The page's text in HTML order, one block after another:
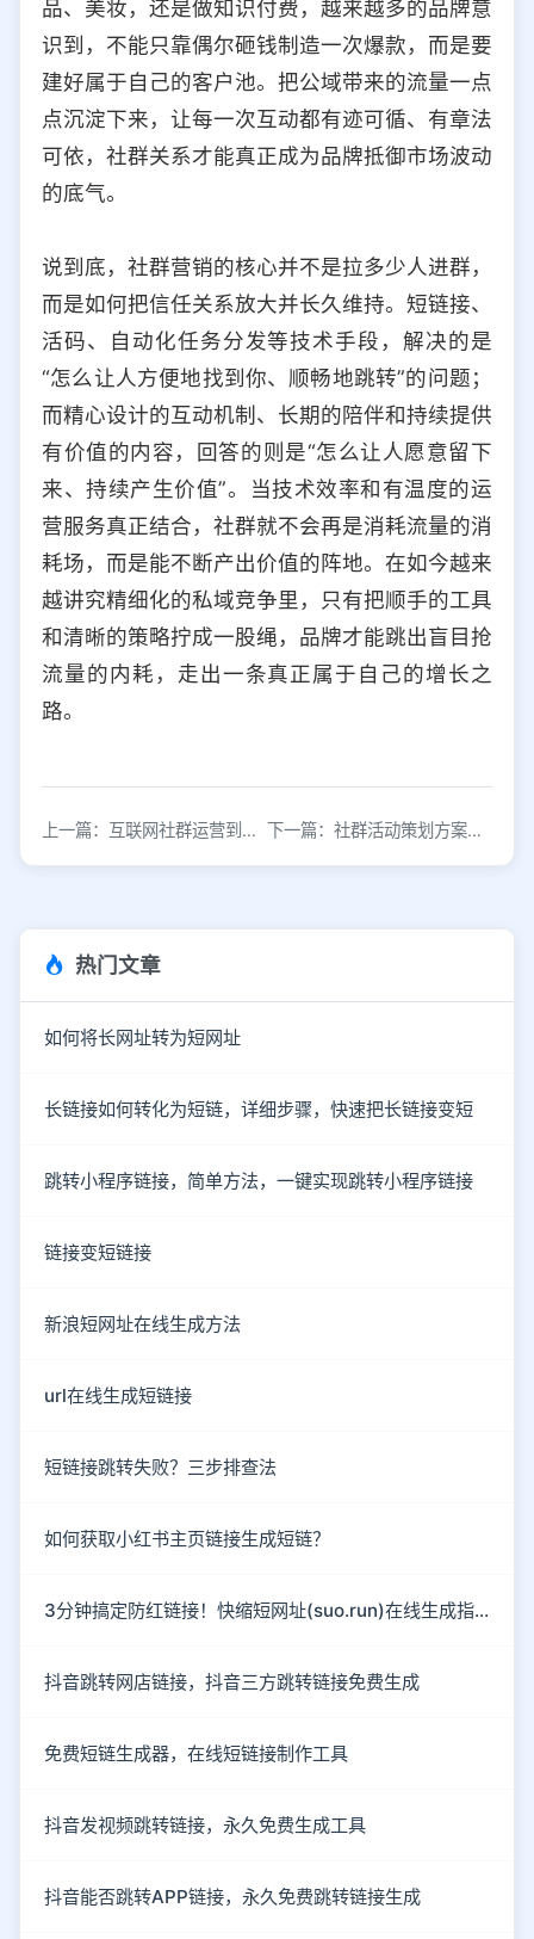
品、美妆，还是做知识付费，越来越多的品牌意
识到，不能只靠偶尔砸钱制造一次爆款，而是要
建好属于自己的客户池。把公域带来的流量一点
点沉淀下来，让每一次互动都有迹可循、有章法
可依，社群关系才能真正成为品牌抵御市场波动
的底气。
说到底，社群营销的核心并不是拉多少人进群，
而是如何把信任关系放大并长久维持。短链接、
活码、自动化任务分发等技术手段，解决的是
“怎么让人方便地找到你、顺畅地跳转”的问题；
而精心设计的互动机制、长期的陪伴和持续提供
有价值的内容，回答的则是“怎么让人愿意留下
来、持续产生价值”。当技术效率和有温度的运
营服务真正结合，社群就不会再是消耗流量的消
耗场，而是能不断产出价值的阵地。在如今越来
越讲究精细化的私域竞争里，只有把顺手的工具
和清晰的策略拧成一股绳，品牌才能跳出盲目抢
流量的内耗，走出一条真正属于自己的增长之
路。
上一篇：互联网社群运营到底是一个什么样的套路？ 下一篇：社群活动策划方案，不同行业之间的差异
热门文章
如何将长网址转为短网址
长链接如何转化为短链，详细步骤，快速把长链接变短
跳转小程序链接，简单方法，一键实现跳转小程序链接
链接变短链接
新浪短网址在线生成方法
url在线生成短链接
短链接跳转失败？三步排查法
如何获取小红书主页链接生成短链？
3分钟搞定防红链接！快缩短网址(suo.run)在线生成指南
抖音跳转网店链接，抖音三方跳转链接免费生成
免费短链生成器，在线短链接制作工具
抖音发视频跳转链接，永久免费生成工具
抖音能否跳转APP链接，永久免费跳转链接生成